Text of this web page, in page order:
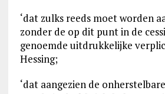
‘dat zulks reeds moet worden
zonder de op dit punt in de
genoemde uitdrukkelijke
Hessing;
‘dat aangezien de